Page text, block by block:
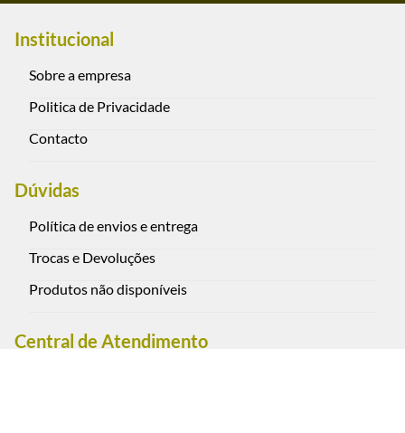
Institucional
Sobre a empresa
Politica de Privacidade
Contacto
Dúvidas
Política de envios e entrega
Trocas e Devoluções
Produtos não disponíveis
Central de Atendimento